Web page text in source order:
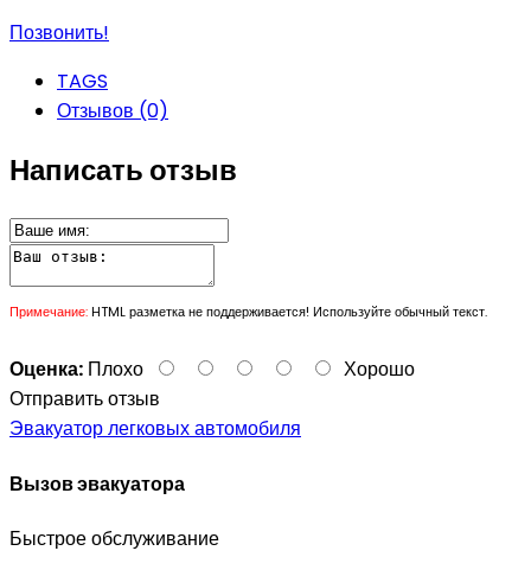
Позвонить!
TAGS
Отзывов (0)
Написать отзыв
Примечание:HTML разметка не поддерживается! Используйте обычный текст.
Оценка: Плохо
Хорошо
Отправить отзыв
Эвакуатор легковых автомобиля
Вызов эвакуатора
Быстрое обслуживание